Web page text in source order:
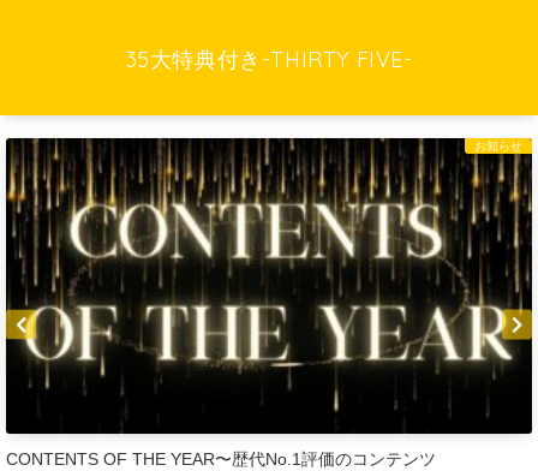
35大特典付き-THIRTY FIVE-
お知らせ
CONTENTS OF THE YEAR〜歴代No.1評価のコンテンツ